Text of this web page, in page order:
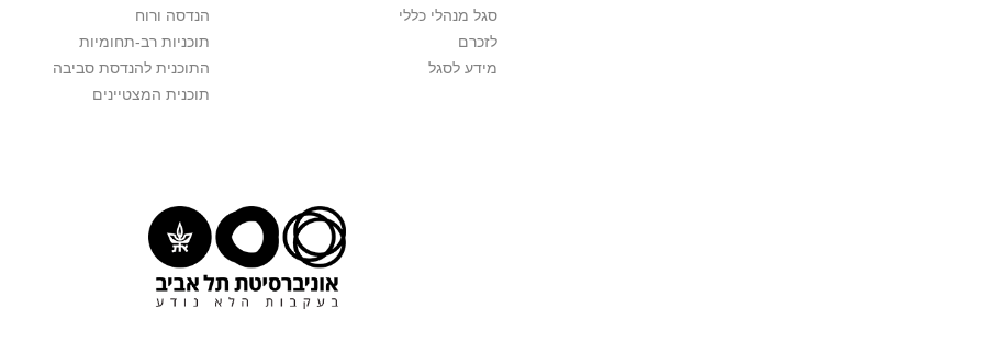
סגל מנהלי כללי
לזכרם
מידע לסגל
הנדסה ורוח
תוכניות רב-תחומיות
התוכנית להנדסת סביבה
תוכנית המצטיינים